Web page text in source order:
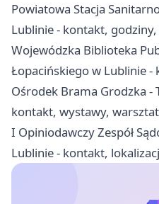
Powiatowa Stacja
Lublinie - kontakt, godziny,
Wojewódzka Biblioteka
Łopacińskiego w Lublinie
Ośrodek Brama Grodzka -
kontakt, wystawy,
I Opiniodawczy Zespół
Lublinie - kontakt,